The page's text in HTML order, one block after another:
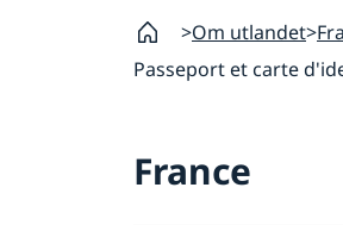
Om utlandet
Passeport et carte
France